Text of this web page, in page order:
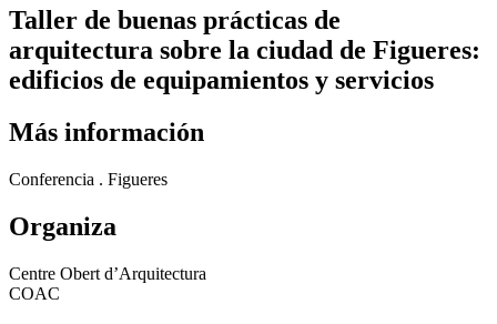
Taller de buenas prácticas de
arquitectura sobre la ciudad de Figueres:
edificios de equipamientos y servicios
Más información
Conferencia . Figueres
Organiza
Centre Obert d’Arquitectura
COAC